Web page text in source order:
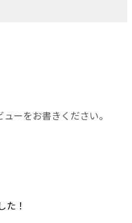
ーをお書きください。
た！